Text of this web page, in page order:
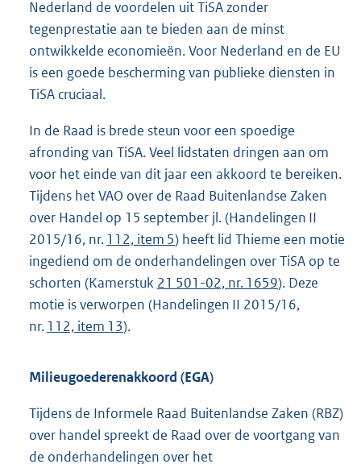
Nederland de voordelen uit TiSA zonder
tegenprestatie aan te bieden aan de minst
ontwikkelde economieën. Voor Nederland en de EU
is een goede bescherming van publieke diensten in
TiSA cruciaal.
In de Raad is brede steun voor een spoedige
afronding van TiSA. Veel lidstaten dringen aan om
voor het einde van dit jaar een akkoord te bereiken.
Tijdens het VAO over de Raad Buitenlandse Zaken
over Handel op 15 september jl. (Handelingen II
2015/16, nr. 112, item 5) heeft lid Thieme een motie
ingediend om de onderhandelingen over TiSA op te
schorten (Kamerstuk 21 501-02, nr. 1659). Deze
motie is verworpen (Handelingen II 2015/16,
nr. 112, item 13).
Milieugoederenakkoord (EGA)
Tijdens de Informele Raad Buitenlandse Zaken (RBZ)
over handel spreekt de Raad over de voortgang van
de onderhandelingen over het